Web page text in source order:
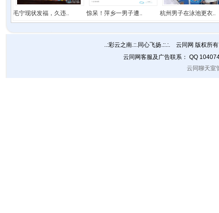
毛宁现状发福，久违.. 惊呆！萍乡一男子遭.. 杭州男子在泳池更衣..
..:彩云之南.::.同心飞扬.::.:. 云同网 版权所
云同网客服及广告联系： QQ
云同聊天室